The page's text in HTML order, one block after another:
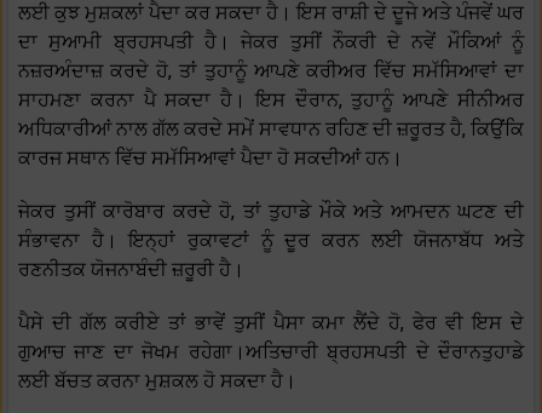
ਲਈ ਕੁਝ ਮੁਸ਼ਕਲਾਂ ਪੈਦਾ ਕਰ ਸਕਦਾ ਹੈ। ਇਸ ਰਾਸ਼ੀ ਦੇ ਦੂਜੇ ਅਤੇ ਪੰਜਵੇਂ ਘਰ
ਦਾ ਸੁਆਮੀ ਬ੍ਰਹਸਪਤੀ ਹੈ। ਜੇਕਰ ਤੁਸੀਂ ਨੌਕਰੀ ਦੇ ਨਵੇਂ ਮੌਕਿਆਂ ਨੂੰ
ਨਜ਼ਰਅੰਦਾਜ਼ ਕਰਦੇ ਹੋ, ਤਾਂ ਤੁਹਾਨੂੰ ਆਪਣੇ ਕਰੀਅਰ ਵਿੱਚ ਸਮੱਸਿਆਵਾਂ ਦਾ
ਸਾਹਮਣਾ ਕਰਨਾ ਪੈ ਸਕਦਾ ਹੈ। ਇਸ ਦੌਰਾਨ, ਤੁਹਾਨੂੰ ਆਪਣੇ ਸੀਨੀਅਰ
ਅਧਿਕਾਰੀਆਂ ਨਾਲ ਗੱਲ ਕਰਦੇ ਸਮੇਂ ਸਾਵਧਾਨ ਰਹਿਣ ਦੀ ਜ਼ਰੂਰਤ ਹੈ, ਕਿਉਂਕਿ
ਕਾਰਜ ਸਥਾਨ ਵਿੱਚ ਸਮੱਸਿਆਵਾਂ ਪੈਦਾ ਹੋ ਸਕਦੀਆਂ ਹਨ।
ਜੇਕਰ ਤੁਸੀਂ ਕਾਰੋਬਾਰ ਕਰਦੇ ਹੋ, ਤਾਂ ਤੁਹਾਡੇ ਮੌਕੇ ਅਤੇ ਆਮਦਨ ਘਟਣ ਦੀ
ਸੰਭਾਵਨਾ ਹੈ। ਇਨ੍ਹਾਂ ਰੁਕਾਵਟਾਂ ਨੂੰ ਦੂਰ ਕਰਨ ਲਈ ਯੋਜਨਾਬੱਧ ਅਤੇ
ਰਣਨੀਤਕ ਯੋਜਨਾਬੰਦੀ ਜ਼ਰੂਰੀ ਹੈ।
ਪੈਸੇ ਦੀ ਗੱਲ ਕਰੀਏ ਤਾਂ ਭਾਵੇਂ ਤੁਸੀਂ ਪੈਸਾ ਕਮਾ ਲੈਂਦੇ ਹੋ, ਫੇਰ ਵੀ ਇਸ ਦੇ
ਗੁਆਚ ਜਾਣ ਦਾ ਜੋਖਮ ਰਹੇਗਾ।ਅਤਿਚਾਰੀ ਬ੍ਰਹਸਪਤੀ ਦੇ ਦੌਰਾਨਤੁਹਾਡੇ
ਲਈ ਬੱਚਤ ਕਰਨਾ ਮੁਸ਼ਕਲ ਹੋ ਸਕਦਾ ਹੈ।